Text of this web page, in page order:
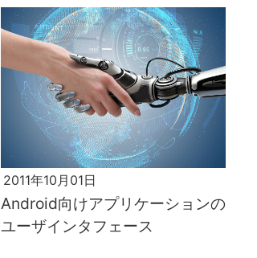
2011年10月01日
Android向けアプリケーションの
ユーザインタフェース